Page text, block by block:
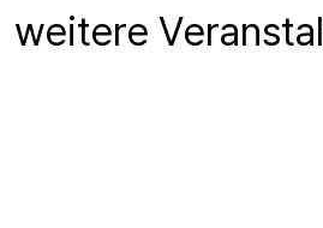
weitere